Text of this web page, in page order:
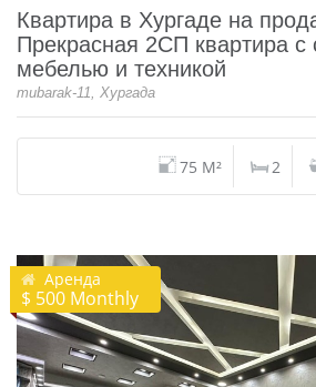
Квартира в Хургаде на
Прекрасная 2СП квартира с
мебелью и техникой
mubarak-11, Хургада
75 M² 2
Аренда
$ 500 Monthly